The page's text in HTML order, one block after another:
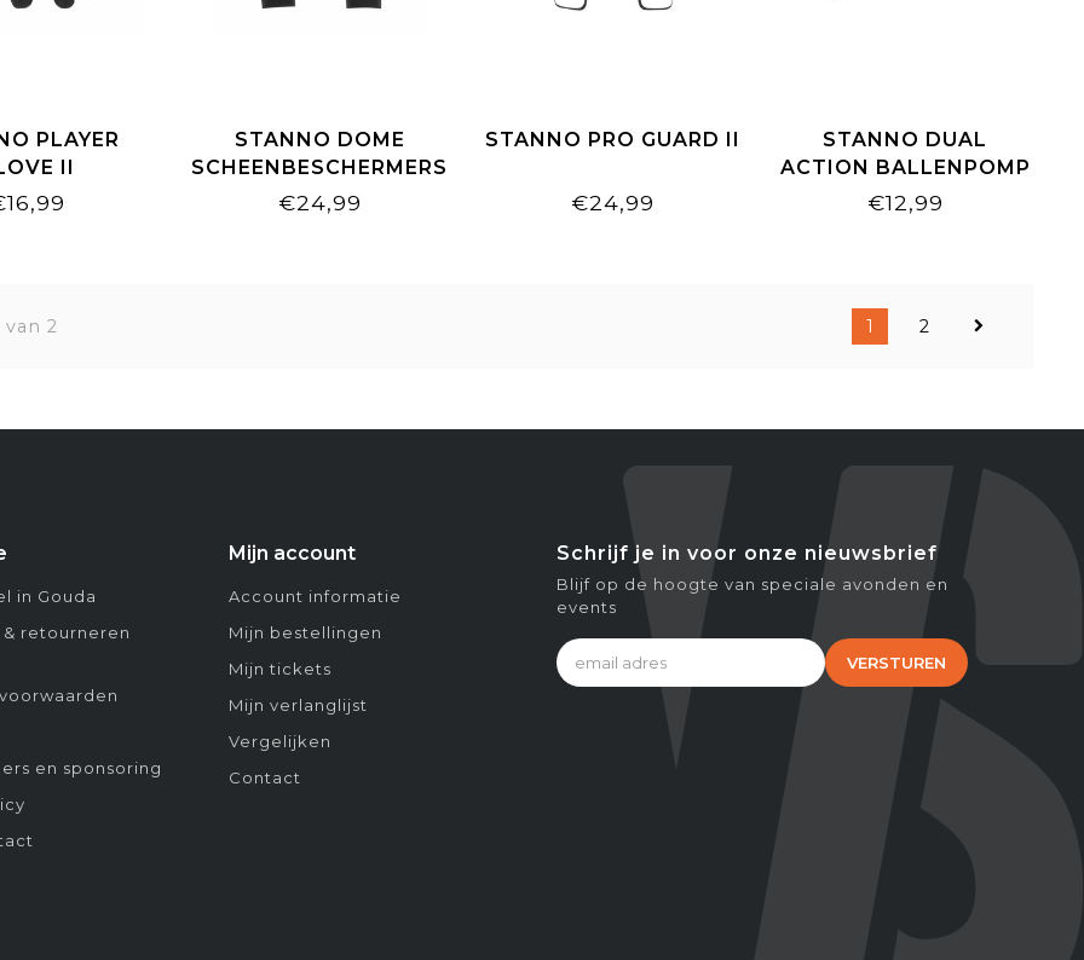
PLAYER
II
STANNO DOME
SCHEENBESCHERMERS
BLACK/WHITE
€24,99
STANNO PRO GUARD II
€24,99
STANNO DUAL
ACTION BALLENPOMP
€12,99
van 2 1 2
in Gouda
retourneren
en sponsoring
Mijn account
Account informatie
Mijn bestellingen
Mijn tickets
Mijn verlanglijst
Vergelijken
Contact
Schrijf je in voor onze nieuwsbrief
Blijf op de hoogte van speciale avonden en
events
VERSTUREN